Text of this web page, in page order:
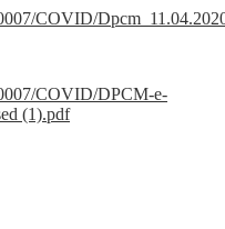
COVID/
COVID/DPCM-e-
(1).pdf